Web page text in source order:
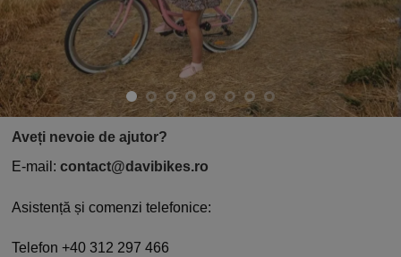
Aveți nevoie de ajutor?
E-mail: contact@davibikes.ro
Asistență și comenzi telefonice:
Telefon +40 312 297 466